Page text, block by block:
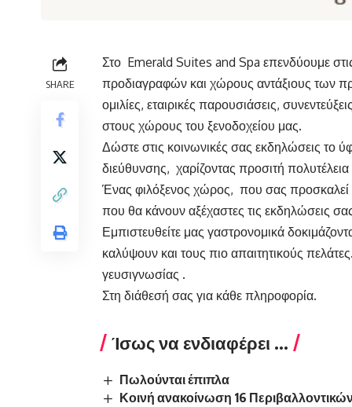
SHARE
Στο Emerald Suites and Spa επενδύουμε
προδιαγραφών και χώρους αντάξιους των
ομιλίες, εταιρικές παρουσιάσεις,
στους χώρους του ξενοδοχείου μας.
Δώστε στις κοινωνικές σας εκδηλώσεις το
διεύθυνσης, χαρίζοντας προσιτή
Ένας φιλόξενος χώρος, που σας προσκαλεί
που θα κάνουν αξέχαστες τις εκδηλώσεις
Εμπιστευθείτε μας γαστρονομικά
καλύψουν και τους πιο απαιτητικούς
γευσιγνωσίας .
Στη διάθεσή σας για κάθε πληροφορία.
Ίσως να ενδιαφέρει ...
Πωλούνται έπιπλα
Κοινή ανακοίνωση 16